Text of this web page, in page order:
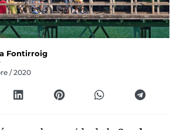
Fontirroig
/ 2020